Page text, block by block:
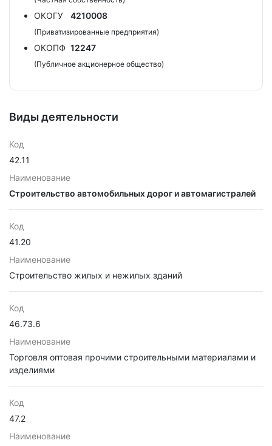
ОКОГУ 4210008
(Приватизированные предприятия)
ОКОПФ 12247
(Публичное акционерное общество)
Виды деятельности
Код
42.11
Наименование
Строительство автомобильных дорог и автомагистралей
Код
41.20
Наименование
Строительство жилых и нежилых зданий
Код
46.73.6
Наименование
Торговля оптовая прочими строительными материалами и
изделиями
Код
47.2
Наименование